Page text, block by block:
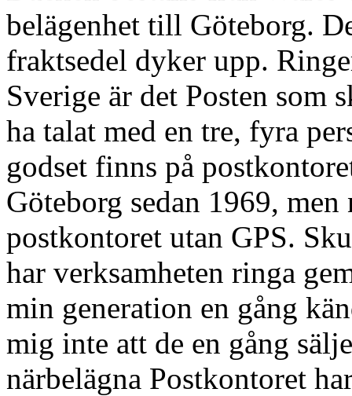
belägenhet till Göteborg.
fraktsedel dyker upp.
Sverige är det Posten som
ha talat med en tre, fyra
godset finns på
Göteborg sedan 1969,
postkontoret utan GPS.
har verksamheten ringa
min generation en gång
mig inte att de en gång
närbelägna Postkontoret